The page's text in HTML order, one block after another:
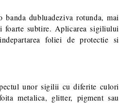
dubluadeziva rotunda, mai
foarte subtire. Aplicarea sigiliului
foliei de protectie si
unor sigilii cu diferite culori
metalica, glitter, pigment sau